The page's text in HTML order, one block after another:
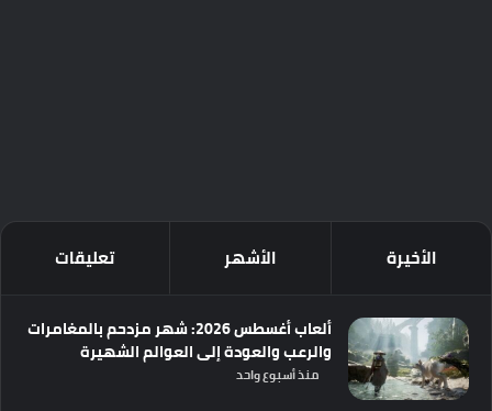
الأخيرة الأشهر تعليقات
ألعاب أغسطس 2026: شهر مزدحم بالمغامرات
والرعب والعودة إلى العوالم الشهيرة
منذ أسبوع واحد